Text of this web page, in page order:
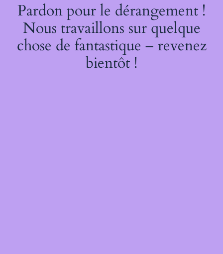
Pardon pour le dérangement !
Nous travaillons sur quelque
chose de fantastique – revenez
bientôt !